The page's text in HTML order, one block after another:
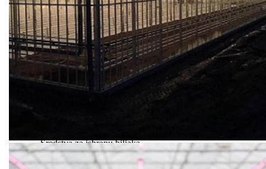
Bio priča
Biostimulacija
Dezinfekcija
Feromoni i klopke
Folije i agrotekstili
Sredstva za ishranu biljaka
Sredstva za zaštitu biljaka